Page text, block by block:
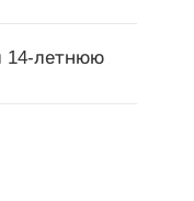
14-летнюю